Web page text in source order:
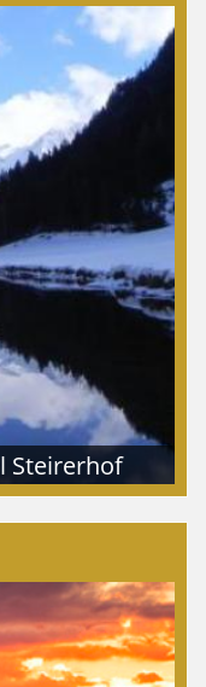
Steirerhof